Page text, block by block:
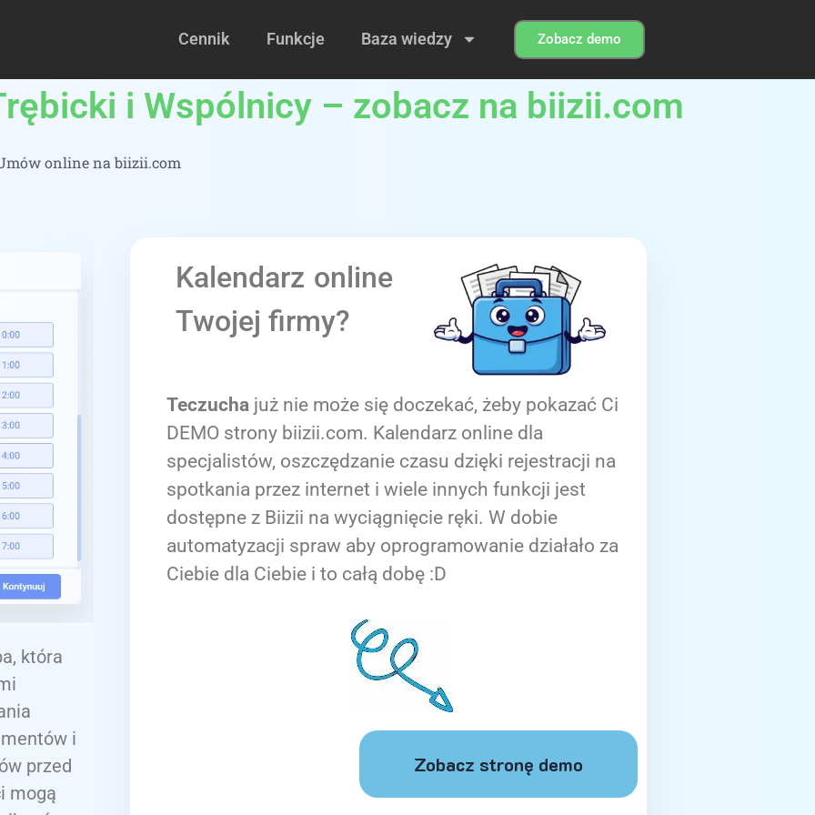
Cennik Funkcje Baza wiedzy Zobacz demo
i Wspólnicy – zobacz na biizii.com
online na biizii.com
która
i
przed
mogą
Kalendarz online
Twojej firmy?
Teczucha już nie może się doczekać, żeby pokazać Ci
DEMO strony biizii.com. Kalendarz online dla
specjalistów, oszczędzanie czasu dzięki rejestracji na
spotkania przez internet i wiele innych funkcji jest
dostępne z Biizii na wyciągnięcie ręki. W dobie
automatyzacji spraw aby oprogramowanie działało za
Ciebie dla Ciebie i to całą dobę :D
Zobacz stronę demo